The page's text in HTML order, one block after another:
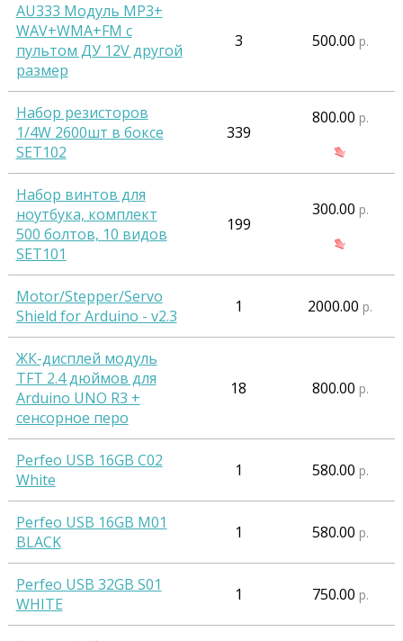
AU333 Модуль MP3+
WAV+WMA+FM c
пультом ДУ 12V другой
размер
3 500.00 р.
Набор резисторов
1/4W 2600шт в боксе
SET102
339
800.00 р.
Набор винтов для
ноутбука, комплект
500 болтов, 10 видов
SET101
199
300.00 р.
Motor/Stepper/Servo
Shield for Arduino - v2.3
1 2000.00 р.
ЖК-дисплей модуль
TFT 2.4 дюймов для
Arduino UNO R3 +
сенсорное перо
18 800.00 р.
Perfeo USB 16GB C02
White
1 580.00 р.
Perfeo USB 16GB M01
BLACK
1 580.00 р.
Perfeo USB 32GB S01
WHITE
1 750.00 р.